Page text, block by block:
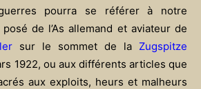
guerres pourra se référer à notre
de l’As allemand et aviateur de
sur le sommet de la Zugspitze
1922, ou aux différents articles que
aux exploits, heurs et malheurs